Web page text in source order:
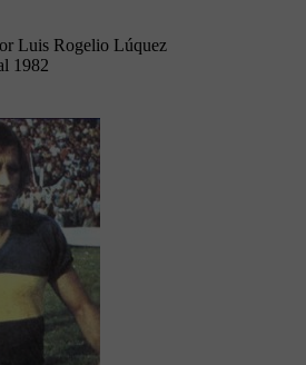
Luis Rogelio Lúquez
1982